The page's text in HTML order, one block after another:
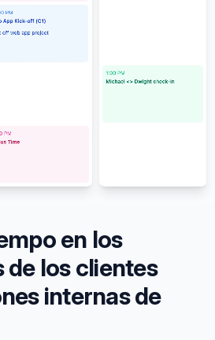
en los
de los clientes
internas de